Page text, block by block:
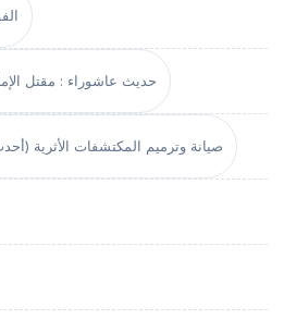
حديث عاشوراء : مقتل
صيانة وترميم المكتشفات الأثرية